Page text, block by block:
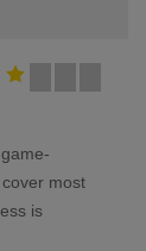
most
is